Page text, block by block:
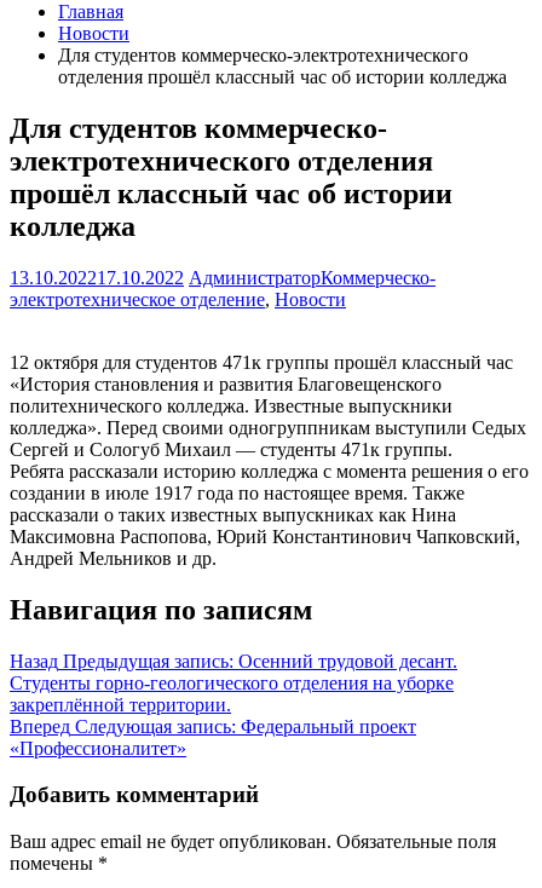
Главная
Новости
Для студентов коммерческо-электротехнического
отделения прошёл классный час об истории колледжа
Для студентов коммерческо-
электротехнического отделения
прошёл классный час об истории
колледжа
13.10.202217.10.2022 АдминистраторКоммерческо-
электротехническое отделение, Новости
12 октября для студентов 471к группы прошёл классный час
«История становления и развития Благовещенского
политехнического колледжа. Известные выпускники
колледжа». Перед своими одногруппникам выступили Седых
Сергей и Сологуб Михаил — студенты 471к группы.
Ребята рассказали историю колледжа с момента решения о его
создании в июле 1917 года по настоящее время. Также
рассказали о таких известных выпускниках как Нина
Максимовна Распопова, Юрий Константинович Чапковский,
Андрей Мельников и др.
Навигация по записям
Назад Предыдущая запись: Осенний трудовой десант.
Студенты горно-геологического отделения на уборке
закреплённой территории.
Вперед Следующая запись: Федеральный проект
«Профессионалитет»
Добавить комментарий
Ваш адрес email не будет опубликован. Обязательные поля
помечены *